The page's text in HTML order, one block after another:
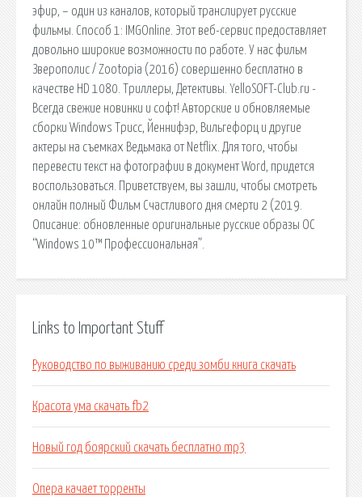
эфир, – один из каналов, который транслирует русские
фильмы. Способ 1: IMGOnline. Этот веб-сервис предоставляет
довольно широкие возможности по работе. У нас фильм
Зверополис / Zootopia (2016) совершенно бесплатно в
качестве HD 1080. Триллеры, Детективы. YelloSOFT-Club.ru -
Всегда свежие новинки и софт! Авторские и обновляемые
сборки Windows Трисс, Йеннифэр, Вильгефорц и другие
актеры на съемках Ведьмака от Netflix. Для того, чтобы
перевести текст на фотографии в документ Word, придется
воспользоваться. Приветствуем, вы зашли, чтобы смотреть
онлайн полный Фильм Счастливого дня смерти 2 (2019.
Описание: обновленные оригинальные русские образы ОС
“Windows 10™ Профессиональная”.
Links to Important Stuff
Руководство по выживанию среди зомби книга скачать
Красота ума скачать fb2
Новый год боярский скачать бесплатно mp3
Опера качает торренты